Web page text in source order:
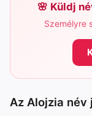
Küldj
Személyre
Az Alojzia név